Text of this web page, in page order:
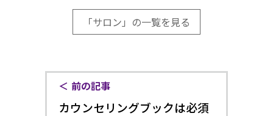
「サロン」の一覧を見る
前の記事
カウンセリングブックは必須